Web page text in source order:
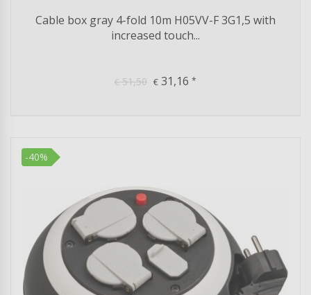
Cable box gray 4-fold 10m H05VV-F 3G1,5 with
increased touch...
€51,50 € 31,16 *
-40%